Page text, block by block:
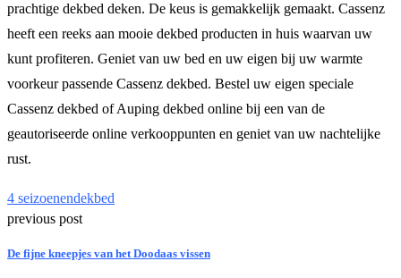
prachtige dekbed deken. De keus is gemakkelijk gemaakt. Cassenz
heeft een reeks aan mooie dekbed producten in huis waarvan uw
kunt profiteren. Geniet van uw bed en uw eigen bij uw warmte
voorkeur passende Cassenz dekbed. Bestel uw eigen speciale
Cassenz dekbed of Auping dekbed online bij een van de
geautoriseerde online verkooppunten en geniet van uw nachtelijke
rust.
4 seizoenendekbed
previous post
De fijne kneepjes van het Doodaas vissen